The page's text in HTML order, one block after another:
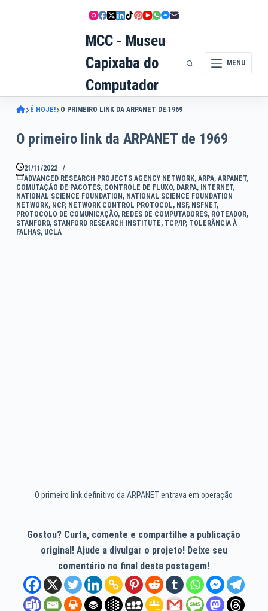
MCC - Museu
Capixaba do
Computador
MENU
É HOJE! O PRIMEIRO LINK DA ARPANET DE 1969
O primeiro link da ARPANET de 1969
21/11/2022
ADVANCED RESEARCH PROJECTS AGENCY NETWORK, ARPA, ARPANET,
COMUTAÇÃO DE PACOTES, CONTROLE DE FLUXO, DARPA, INTERNET,
NATIONAL SCIENCE FOUNDATION , NATIONAL SCIENCE FOUNDATION
NETWORK, NCP, NETWORK CONTROL PROTOCOL, NSF, NSFNET,
PROTOCOLO DE COMUNICAÇÃO, REDES DE COMPUTADORES, ROTEADOR,
STANFORD, STANFORD RESEARCH INSTITUTE, TCP/IP, TOLERÂNCIA À
FALHAS, UCLA
O primeiro link definitivo da ARPANET entrava em operação
Gostou? Curta, comente e compartilhe a publicação
original! Ajude a divulgar o projeto! Deixe seu
comentário no final desta postagem!